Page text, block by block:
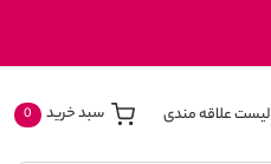
لیست علاقه مندی سبد خرید 0